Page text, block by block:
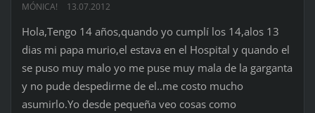
MÓNICA! 13.07.2012
Hola,Tengo 14 años,quando yo cumplí los 14,alos 13
dias mi papa murio,el estava en el Hospital y quando el
se puso muy malo yo me puse muy mala de la garganta
y no pude despedirme de el..me costo mucho
asumirlo.Yo desde pequeña veo cosas como